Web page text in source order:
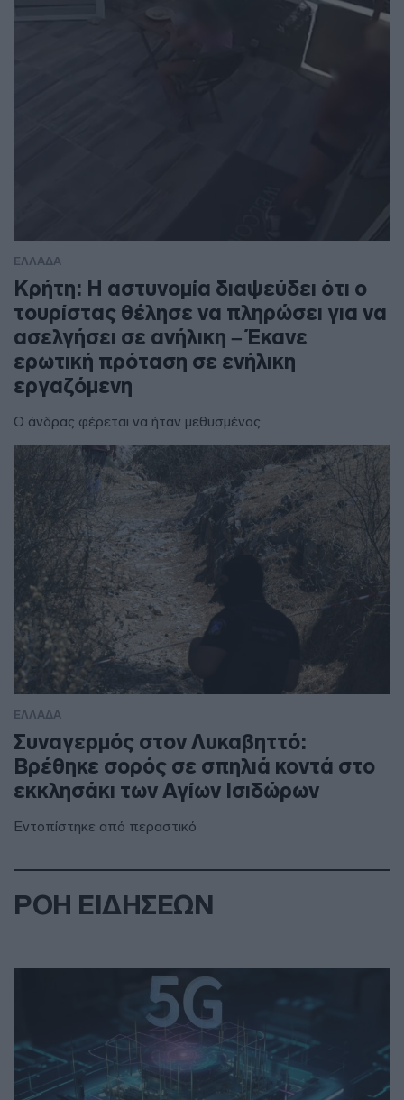
ΕΛΛΑΔΑ
Κρήτη: Η αστυνομία διαψεύδει ότι ο
τουρίστας θέλησε να πληρώσει για να
ασελγήσει σε ανήλικη – Έκανε
ερωτική πρόταση σε ενήλικη
εργαζόμενη
Ο άνδρας φέρεται να ήταν μεθυσμένος
ΕΛΛΑΔΑ
Συναγερμός στον Λυκαβηττό:
Βρέθηκε σορός σε σπηλιά κοντά στο
εκκλησάκι των Αγίων Ισιδώρων
Εντοπίστηκε από περαστικό
ΡΟΗ ΕΙΔΗΣΕΩΝ